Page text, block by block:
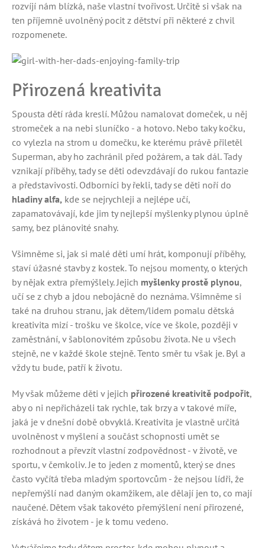
rozvíjí nám blízká, naše vlastní tvořivost. Určitě si však na
ten příjemně uvolněný pocit z dětství při některé z chvil
rozpomenete.
Přirozená kreativita
Spousta dětí ráda kreslí. Můžou namalovat domeček, u něj
stromeček a na nebi sluníčko - a hotovo. Nebo taky kočku,
co vylezla na strom u domečku, ke kterému právě přiletěl
Superman, aby ho zachránil před požárem, a tak dál. Tady
vznikají příběhy, tady se děti odevzdávají do rukou fantazie
a představivosti. Odborníci by řekli, tady se děti noří do
hladiny alfa, kde se nejrychleji a nejlépe učí,
zapamatovávají, kde jim ty nejlepší myšlenky plynou úplně
samy, bez plánovité snahy.
Všimněme si, jak si malé děti umí hrát, komponují příběhy,
staví úžasné stavby z kostek. To nejsou momenty, o kterých
by nějak extra přemýšlely. Jejich myšlenky prostě plynou,
učí se z chyb a jdou nebojácně do neznáma. Všimněme si
také na druhou stranu, jak dětem/lidem pomalu dětská
kreativita mizí - trošku ve školce, více ve škole, později v
zaměstnání, v šablonovitém způsobu života. Ne u všech
stejně, ne v každé škole stejně. Tento směr tu však je. Byl a
vždy tu bude, patří k životu.
My však můžeme děti v jejich přirozené kreativitě podpořit,
aby o ni nepřicházeli tak rychle, tak brzy a v takové míře,
jaká je v dnešní době obvyklá. Kreativita je vlastně určitá
uvolněnost v myšlení a součást schopnosti umět se
rozhodnout a převzít vlastní zodpovědnost - v životě, ve
sportu, v čemkoliv. Je to jeden z momentů, který se dnes
často vyčítá třeba mladým sportovcům - že nejsou lídři, že
nepřemýšlí nad daným okamžikem, ale dělají jen to, co mají
naučené. Dětem však takovéto přemýšlení není přirozené,
získává ho životem - je k tomu vedeno.